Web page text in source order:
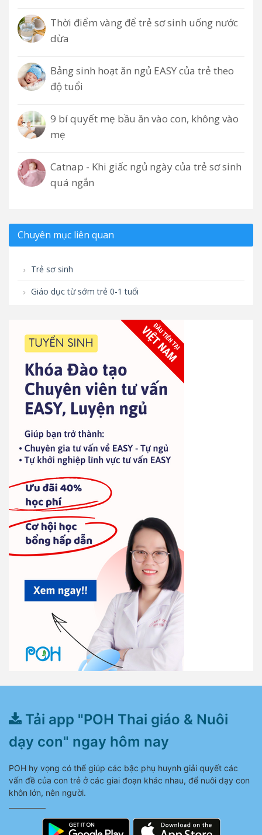
Thời điểm vàng để trẻ sơ sinh uống nước
dừa
Bảng sinh hoạt ăn ngủ EASY của trẻ theo
độ tuổi
9 bí quyết mẹ bầu ăn vào con, không vào
mẹ
Catnap - Khi giấc ngủ ngày của trẻ sơ sinh
quá ngắn
Chuyên mục liên quan
Trẻ sơ sinh
Giáo dục từ sớm trẻ 0-1 tuổi
Tải app "POH Thai giáo & Nuôi
dạy con" ngay hôm nay
POH hy vọng có thể giúp các bậc phụ huynh giải quyết các
vấn đề của con trẻ ở các giai đoạn khác nhau, để nuôi dạy con
khôn lớn, nên người.